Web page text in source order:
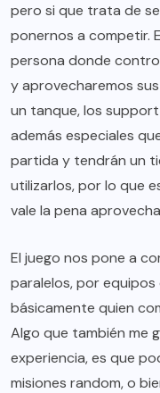
pero si que trata de
ponernos a competir.
persona donde
y aprovecharemos
un tanque, los support
además especiales
partida y tendrán un
utilizarlos, por lo que
vale la pena
El juego nos pone a
paralelos, por equipos
básicamente quien
Algo que también me
experiencia, es que
misiones random, o